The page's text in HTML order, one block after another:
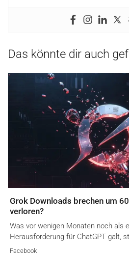
Das könnte dir auch
Grok Downloads brechen um
verloren?
Was vor wenigen Monaten noch als
Herausforderung für ChatGPT galt,
Facebook